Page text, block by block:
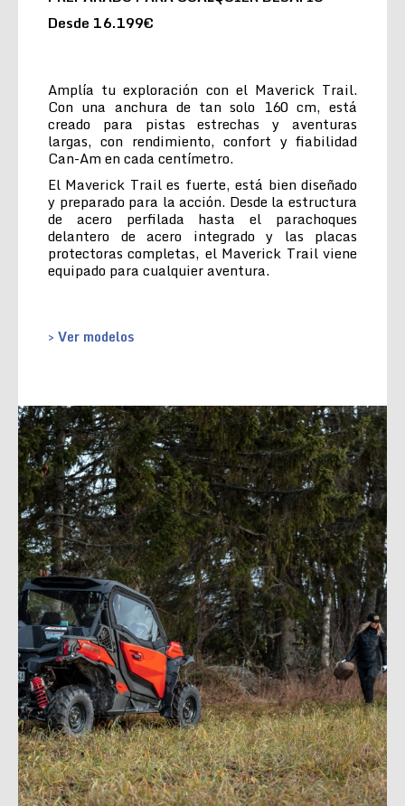
Desde 16.199€
Amplía tu exploración con el Maverick Trail.
Con una anchura de tan solo 160 cm, está
creado para pistas estrechas y aventuras
largas, con rendimiento, confort y fiabilidad
Can-Am en cada centímetro.
El Maverick Trail es fuerte, está bien diseñado
y preparado para la acción. Desde la estructura
de acero perfilada hasta el parachoques
delantero de acero integrado y las placas
protectoras completas, el Maverick Trail viene
equipado para cualquier aventura.
> Ver modelos